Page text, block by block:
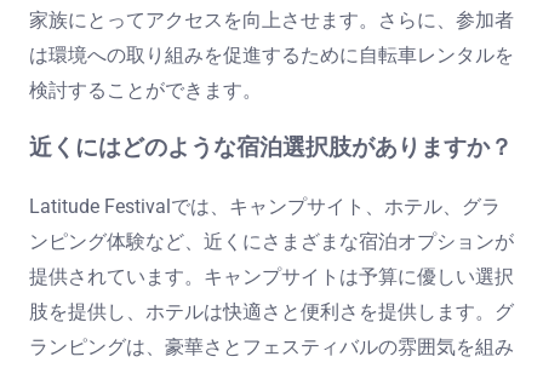
家族にとってアクセスを向上させます。さらに、参加者
は環境への取り組みを促進するために自転車レンタルを
検討することができます。
近くにはどのような宿泊選択肢がありますか？
Latitude Festivalでは、キャンプサイト、ホテル、グラ
ンピング体験など、近くにさまざまな宿泊オプションが
提供されています。キャンプサイトは予算に優しい選択
肢を提供し、ホテルは快適さと便利さを提供します。グ
ランピングは、豪華さとフェスティバルの雰囲気を組み